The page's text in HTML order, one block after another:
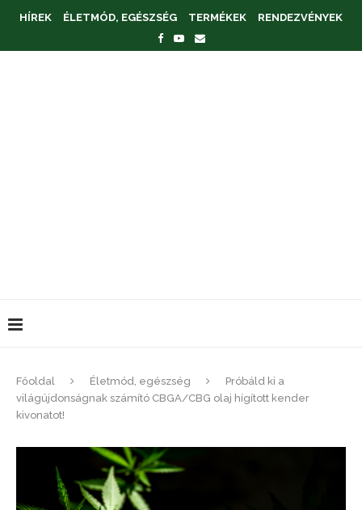
HÍREK ÉLETMÓD, EGÉSZSÉG TERMÉKEK RENDEZVÉNYEK
Főoldal Életmód, egészség
Próbáld ki a
világújdonságnak számító CBGA/CBG olaj hígított kender
kivonatot!